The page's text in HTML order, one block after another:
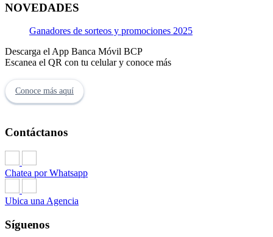
NOVEDADES
Ganadores de sorteos y promociones 2025
Descarga el App Banca Móvil BCP
Escanea el QR con tu celular y conoce más
Conoce más aquí
Contáctanos
Chatea por Whatsapp
Ubica una Agencia
Síguenos